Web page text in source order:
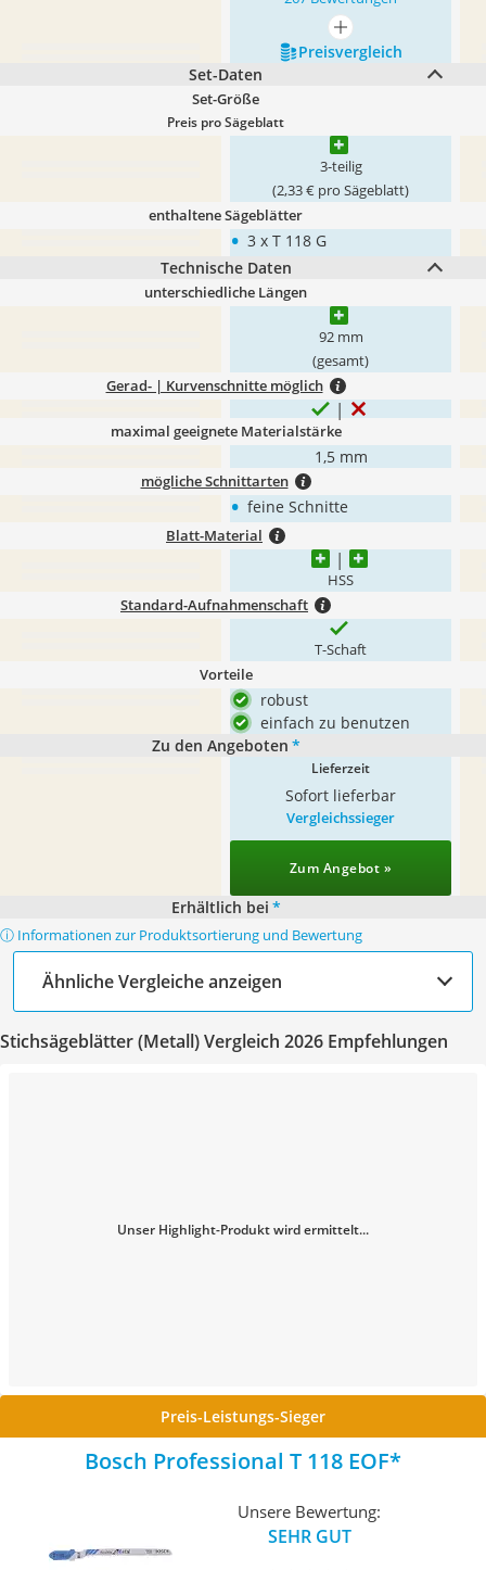
mehr anzeigen
Preis­vergleich
Set-Daten
Set-Größe
Preis pro Sägeblatt
3-teilig
(2,33 € pro Sägeblatt)
enthaltene Sägeblätter
• 3 x T 118 G
Technische Daten
unterschiedliche Längen
92 mm
(gesamt)
Gerad- | Kurvenschnitte möglich
maximal geeignete Materialstärke
1,5 mm
mögliche Schnittarten
• feine Schnitte
Blatt-Material
HSS
Standard-Aufnahmenschaft
T-Schaft
Vorteile
robust
einfach zu benutzen
Zu den Angeboten *
Lieferzeit
Sofort lieferbar
Vergleichssieger
Zum Angebot »
Erhältlich bei *
ⓘ Informationen zur Produktsortierung und Bewertung
Ähnliche Vergleiche anzeigen
Stichsägeblätter (Metall) Vergleich 2026 Empfehlungen
Unser Highlight-Produkt wird ermittelt...
Preis-Leistungs-Sieger
Bosch Professional T 118 EOF
Unsere Bewertung:
SEHR GUT